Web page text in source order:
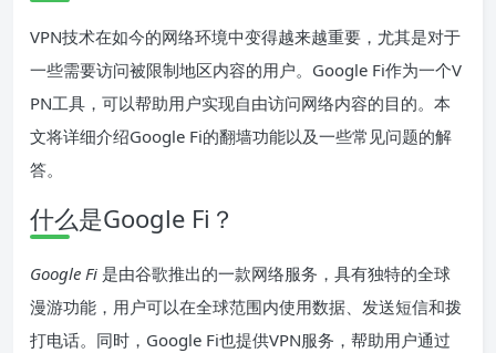
VPN技术在如今的网络环境中变得越来越重要，尤其是对于
一些需要访问被限制地区内容的用户。Google Fi作为一个V
PN工具，可以帮助用户实现自由访问网络内容的目的。本
文将详细介绍Google Fi的翻墙功能以及一些常见问题的解
答。
什么是Google Fi？
Google Fi 是由谷歌推出的一款网络服务，具有独特的全球
漫游功能，用户可以在全球范围内使用数据、发送短信和拨
打电话。同时，Google Fi也提供VPN服务，帮助用户通过